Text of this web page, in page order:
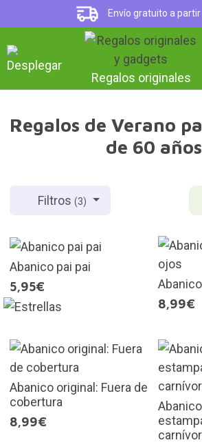
Envío gratuito a
Regalos originales
Regalos de Verano
de 60 años
Filtros(3)
Abanico pai pai
5,95€
8,99€
Abanico original: Fuera de
cobertura
8,99€